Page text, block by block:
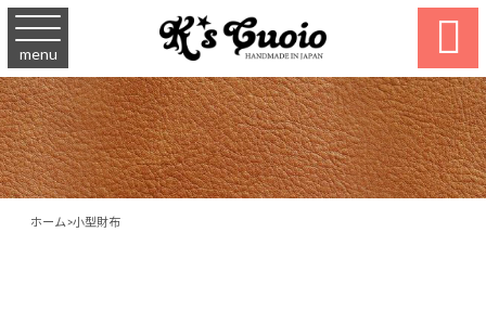
menu 
ホーム>小型財布